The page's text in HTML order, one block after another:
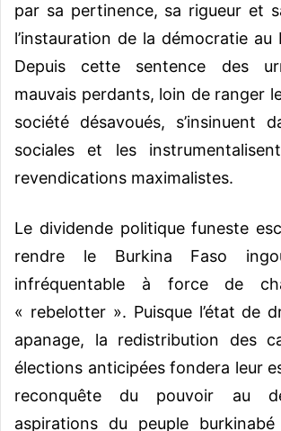
par sa pertinence, sa rigueur et
l’instauration de la démocratie au
Depuis cette sentence des
mauvais perdants, loin de ranger
société désavoués, s’insinuent
sociales et les
revendications maximalistes.
Le dividende politique funeste
rendre le Burkina Faso
infréquentable à force de
« rebelotter ». Puisque l’état de
apanage, la redistribution des
élections anticipées fondera leur
reconquête du pouvoir au
aspirations du peuple